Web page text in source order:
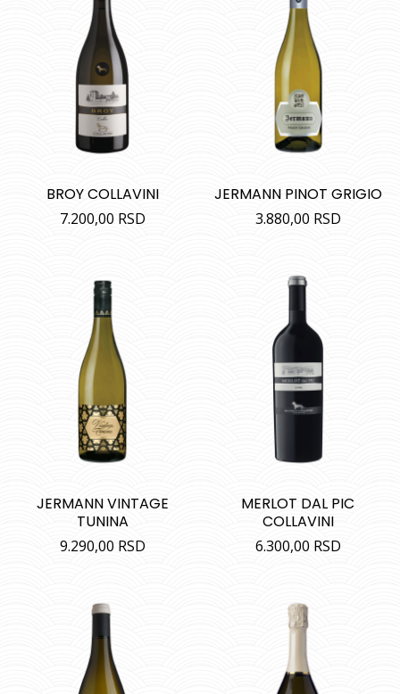
BROY COLLAVINI
7.200,00 RSD
JERMANN PINOT GRIGIO
3.880,00 RSD
JERMANN VINTAGE
TUNINA
9.290,00 RSD
MERLOT DAL PIC
COLLAVINI
6.300,00 RSD